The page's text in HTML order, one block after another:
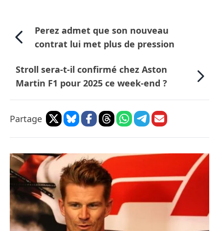
Perez admet que son nouveau
contrat lui met plus de pression
Stroll sera-t-il confirmé chez Aston
Martin F1 pour 2025 ce week-end ?
Partage